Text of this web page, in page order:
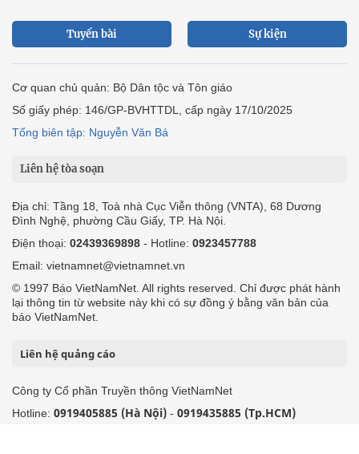
Tuyến bài Sự kiện
Cơ quan chủ quản: Bộ Dân tộc và Tôn giáo
Số giấy phép: 146/GP-BVHTTDL, cấp ngày 17/10/2025
Tổng biên tập: Nguyễn Văn Bá
Liên hệ tòa soạn
Địa chỉ: Tầng 18, Toà nhà Cục Viễn thông (VNTA), 68 Dương
Đình Nghệ, phường Cầu Giấy, TP. Hà Nội.
Điện thoại: 02439369898 - Hotline: 0923457788
Email: vietnamnet@vietnamnet.vn
© 1997 Báo VietNamNet. All rights reserved. Chỉ được phát hành
lại thông tin từ website này khi có sự đồng ý bằng văn bản của
báo VietNamNet.
Liên hệ quảng cáo
Công ty Cổ phần Truyền thông VietNamNet
Hotline: 0919405885 (Hà Nội) - 0919435885 (Tp.HCM)